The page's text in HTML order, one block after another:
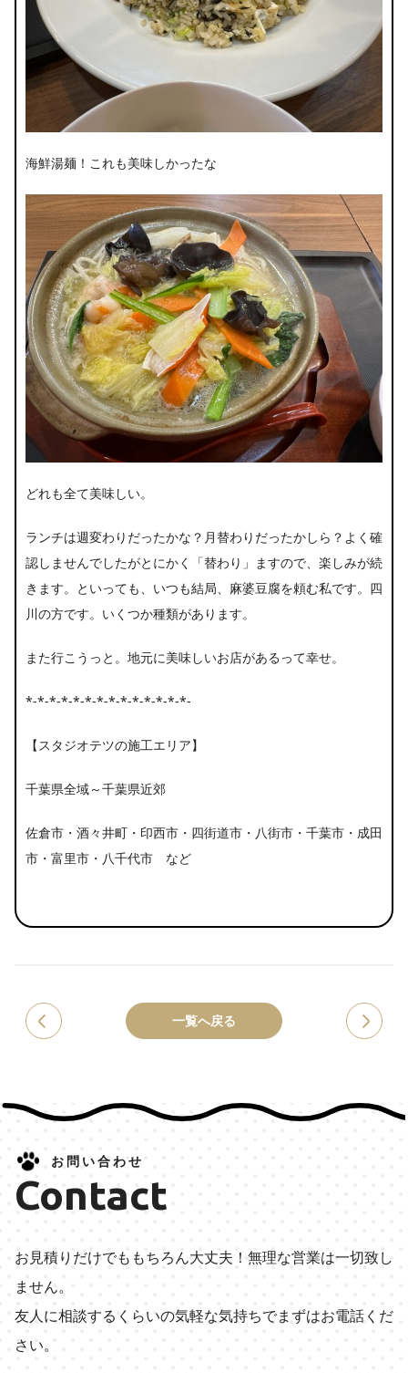
海鮮湯麺！これも美味しかったな
どれも全て美味しい。
ランチは週変わりだったかな？月替わりだったかしら？よく確
認しませんでしたがとにかく「替わり」ますので、楽しみが続
きます。といっても、いつも結局、麻婆豆腐を頼む私です。四
川の方です。いくつか種類があります。
また行こうっと。地元に美味しいお店があるって幸せ。
*-*-*-*-*-*-*-*-*-*-*-*-*-*-
【スタジオテツの施工エリア】
千葉県全域～千葉県近郊
佐倉市・酒々井町・印西市・四街道市・八街市・千葉市・成田
市・富里市・八千代市 など
一覧へ戻る
お問い合わせ
Contact
お見積りだけでももちろん大丈夫！無理な営業は一切致し
ません。
友人に相談するくらいの気軽な気持ちでまずはお電話くだ
さい。